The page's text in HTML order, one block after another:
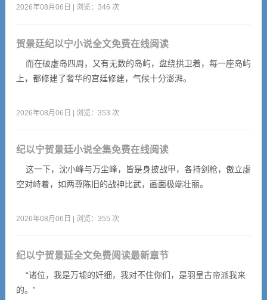
2026年08月06日 | 浏览：346 次
贺景廷纪以宁小说全文免费在线阅读
而在破虚岛四周，又有无数的岛屿，盘绕拱卫着，每一座岛屿
上，都修建了奢华的宫廷修建，气候十分澎湃。
2026年08月06日 | 浏览：353 次
纪以宁贺景廷小说全集免费在线阅读
这一下，沈小峰与万尘峰，皆是身披战甲，各持剑枪，傲立虚
空对峙着，如两尊陈旧的战神比武，画面极端壮丽。
2026年08月06日 | 浏览：355 次
纪以宁贺景延全文免费阅读最新章节
“诸位，我是万墟的奸细，我对不住你们，是羽皇古帝派我来
的。”